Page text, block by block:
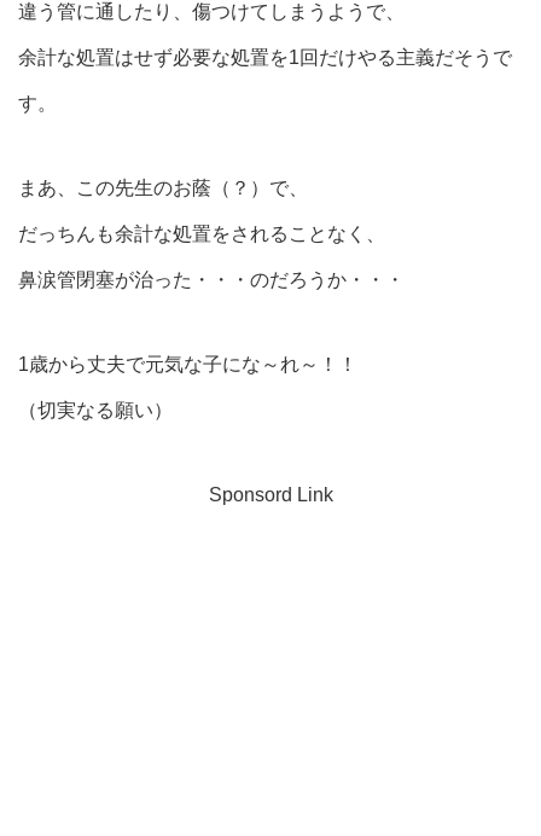
違う管に通したり、傷つけてしまうようで、
余計な処置はせず必要な処置を1回だけやる主義だそうで
す。
まあ、この先生のお蔭（？）で、
だっちんも余計な処置をされることなく、
鼻涙管閉塞が治った・・・のだろうか・・・
1歳から丈夫で元気な子にな～れ～！！
（切実なる願い）
Sponsord Link